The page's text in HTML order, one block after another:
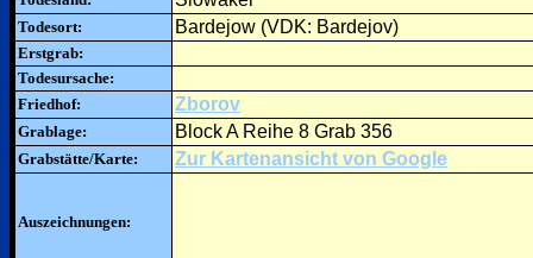
Todesort: Bardejow (VDK: Bardejov)
Erstgrab:
Todesursache:
Friedhof:
Zborov
Grablage: Block A Reihe 8 Grab 356
Grabstätte/Karte: Zur Kartenansicht von Google
Auszeichnungen: